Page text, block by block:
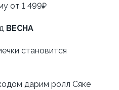
от 1 499₽
ВЕСНА
становится
дарим ролл Сяке